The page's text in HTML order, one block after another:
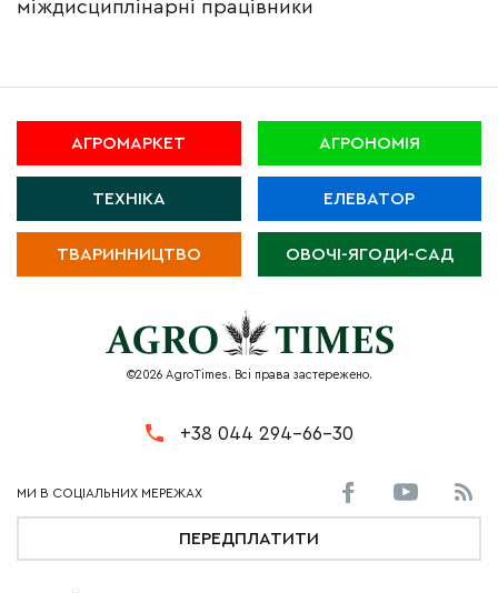
міждисциплінарні працівники
АГРОМАРКЕТ АГРОНОМІЯ
ТЕХНІКА ЕЛЕВАТОР
ТВАРИННИЦТВО ОВОЧІ-ЯГОДИ-САД
©2026 AgroTimes. Всі права застережено.
+38 044 294-66-30
ПЕРЕДПЛАТИТИ